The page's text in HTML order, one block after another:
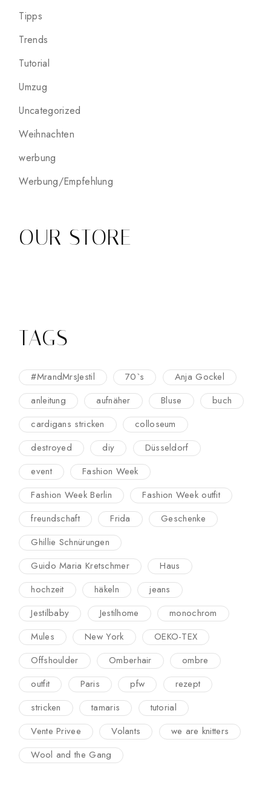
Tipps
Trends
Tutorial
Umzug
Uncategorized
Weihnachten
werbung
Werbung/Empfehlung
OUR STORE
TAGS
#MrandMrsJestil 70`s
Anja Gockel
anleitung
aufnäher Bluse
buch
cardigans stricken
colloseum
destroyed
diy
Düsseldorf
event
Fashion Week
Fashion Week Berlin
Fashion Week outfit
freundschaft
Frida
Geschenke
Ghillie Schnürungen
Guido Maria Kretschmer
Haus
hochzeit
häkeln
jeans
Jestilbaby
Jestilhome
monochrom
Mules
New York
OEKO-TEX
Offshoulder
Omberhair
ombre
outfit
Paris pfw
rezept
stricken
tamaris
tutorial
Vente Privee
Volants
we are knitters
Wool and the Gang